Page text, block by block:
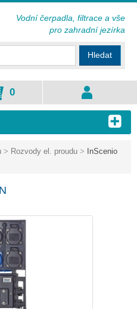
> Rozvody el. proudu > InScenio
Hledat
0
Vodní čerpadla, filtrace a vše
pro zahradní jezírka